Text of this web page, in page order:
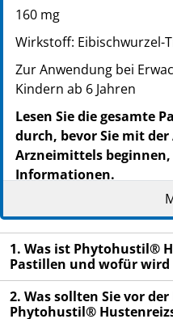
160 mg
Wirkstoff: Eibischwurzel-
Zur Anwendung bei
Kindern ab 6 Jahren
Lesen Sie die gesamte
durch, bevor Sie mit
Arzneimittels
Informationen.
Nehmen Sie dieses
dieser Packungsbeilage
Anweisung Ihres Arztes
Heben Sie die
möchten Sie diese
Fragen Sie Ihren
1. Was ist Phytohustil®
Pastillen und wofür wird
2. Was sollten Sie vor
Phytohustil®